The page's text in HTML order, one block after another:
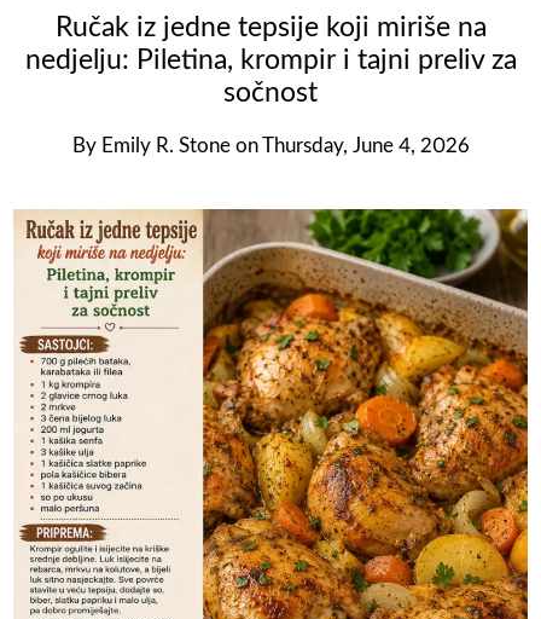
Ručak iz jedne tepsije koji miriše na
nedjelju: Piletina, krompir i tajni preliv za
sočnost
By Emily R. Stone on Thursday, June 4, 2026